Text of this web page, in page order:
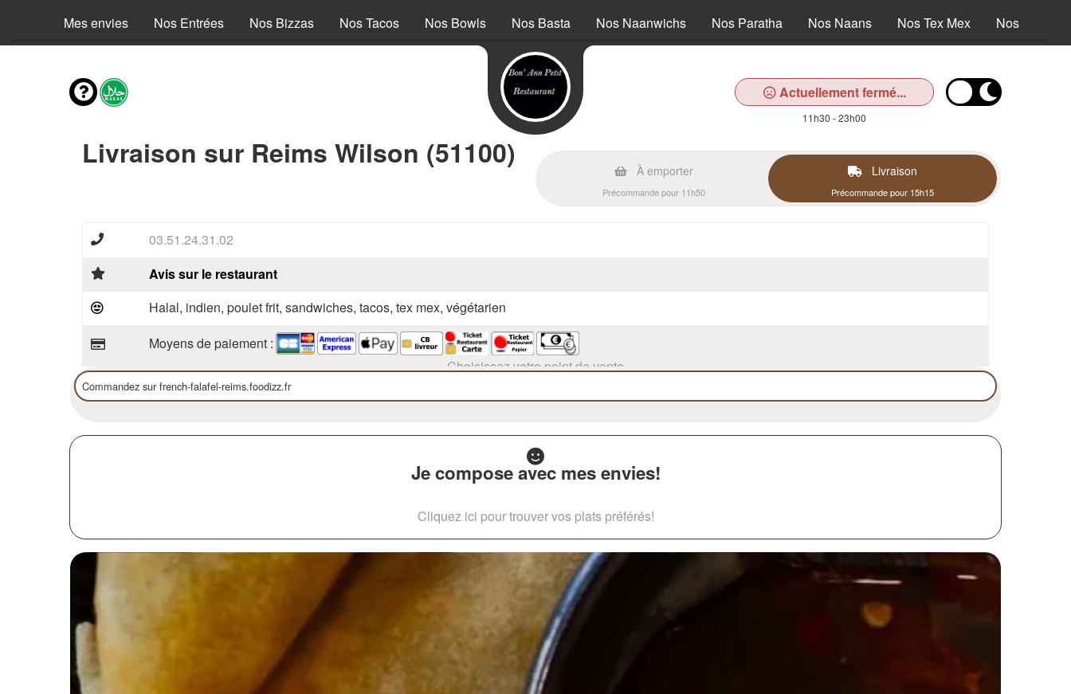
Mes envies Nos Entrées Nos Bizzas Nos Tacos Nos Bowls Nos Basta Nos Naanwichs Nos Paratha Nos Naans Nos Tex Mex Nos
Actuellement fermé...
11h30 - 23h00
Livraison sur Reims Wilson (51100) À emporter
Précommande pour 11h50
Livraison
Précommande pour 15h15
03.51.24.31.02
Avis sur le restaurant
Halal, indien, poulet frit, sandwiches, tacos, tex mex, végétarien
Moyens de paiement :
Choisissez votre point de vente
Je compose avec mes envies!
Cliquez ici pour trouver vos plats préférés!